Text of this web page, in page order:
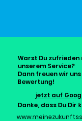
Warst Du
unserem Service?
Dann freuen wir
Bewertung!
jetzt auf
Danke, dass Du Dir